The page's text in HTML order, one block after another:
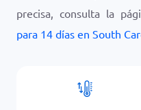
precisa, consulta la
para 14 días en South